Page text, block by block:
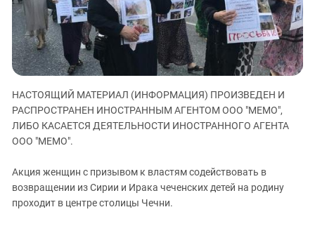
ЗАСТАВЛЯЕТ
КАВКАЗ ЗА ПАЛЕСТИНУ
ИНАКОМЫСЛИЕ В ЧЕЧНЕ
ПРЕСЛЕДОВАНИЕ АКТИВИСТОВ
МОБИЛИЗАЦИЯ И ПРОТЕСТЫ
Дагестан
Ингушетия
Кабардино-Балкария
Калмыкия
Карачаево-Черкесия
Краснодарский край
Нагорный Карабах
Ростовская область
Северная Осетия - Алания
НАСТОЯЩИЙ МАТЕРИАЛ (ИНФОРМАЦИЯ) ПРОИЗВЕДЕН И
РАСПРОСТРАНЕН ИНОСТРАННЫМ АГЕНТОМ ООО "МЕМО",
ЛИБО КАСАЕТСЯ ДЕЯТЕЛЬНОСТИ ИНОСТРАННОГО АГЕНТА
ООО "МЕМО".
Акция женщин с призывом к властям содействовать в
возвращении из Сирии и Ирака чеченских детей на родину
проходит в центре столицы Чечни.